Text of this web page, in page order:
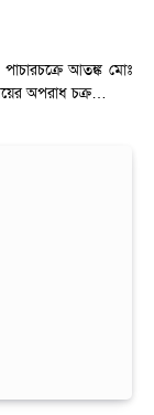
আতঙ্ক মোঃ
অপরাধ চক্র…